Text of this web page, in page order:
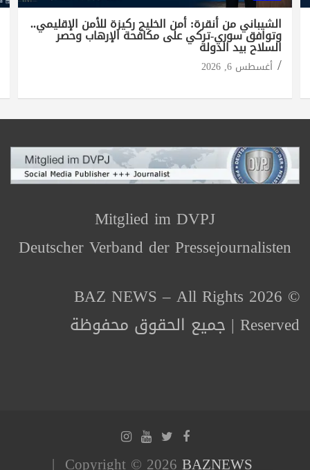
الشيباني من أنقرة: أمن الخليج ركيزة للأمن الإقليمي..
وتوافق سوري-تركي على مكافحة الإرهاب وحصر
السلاح بيد الدولة
أغسطس 6, 2026
Mitglied im DVPJ
Deutscher Verband der Pressejournalisten
© 2026 BAZ NEWS – All Rights
Reserved | جميع الحقوق محفوظة
Copyright © 2026 BAZNEWS